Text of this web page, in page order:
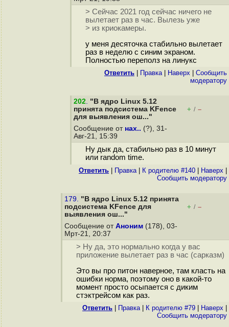
> Сейчас 2021 год сейчас ничего не
вылетает раз в час. Вылезь уже
> из криокамеры.
у меня десяточка стабильно вылетает
раз в неделю с синим экраном.
Полностью переполз на линукс
Ответить Правка| Наверх
Cообщить
модератору
202. "В ядро Linux 5.12
принята подсистема KFence
для выявления ош..."
+ / –
Сообщение от нах.. (?), 31-
Авг-21, 15:39
Ну дык да, стабильно раз в 10 минут
или random time.
Ответить Правка| К родителю #140 Наверх
Cообщить модератору
179. "В ядро Linux 5.12 принята
подсистема KFence для
выявления ош..."
+ / –
Сообщение от Аноним (178), 03-
Мрт-21, 20:37
> Ну да, это нормально когда у вас
приложение вылетает раз в час (сарказм)
Это вы про питон наверное, там класть на
ошибки норма, поэтому оно в какой-то
момент просто осыпается с диким
стэктрейсом как раз.
Ответить Правка| К родителю #79 Наверх
Cообщить модератору